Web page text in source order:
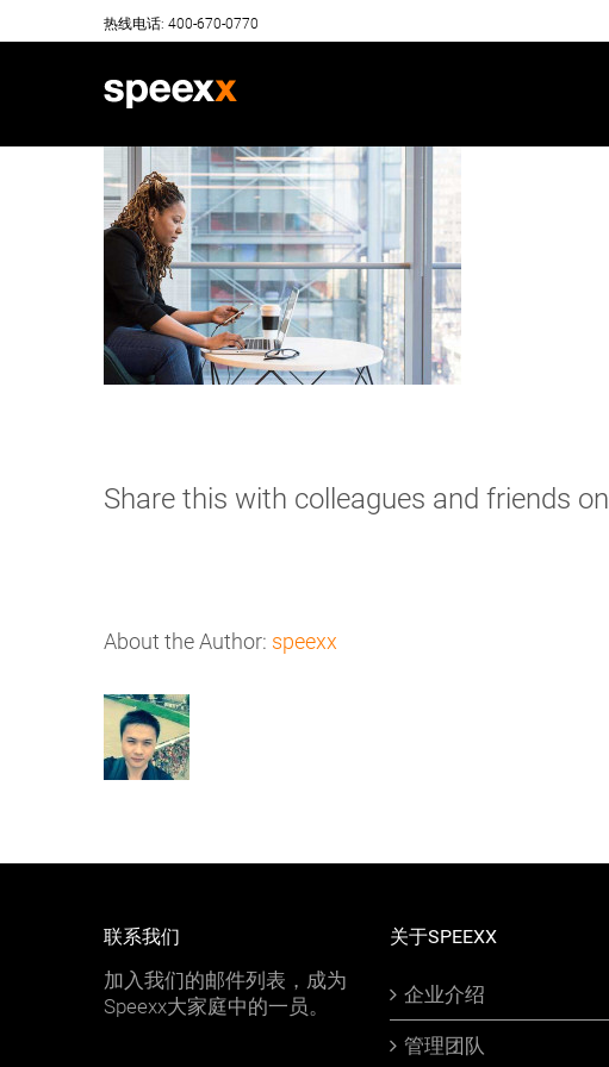
to
热线电话: 400-670-0770
Share this with colleagues and friends on
About the Author: speexx
联系我们
加入我们的邮件列表，成为
Speexx大家庭中的一员。
关于SPEEXX
企业介绍
管理团队